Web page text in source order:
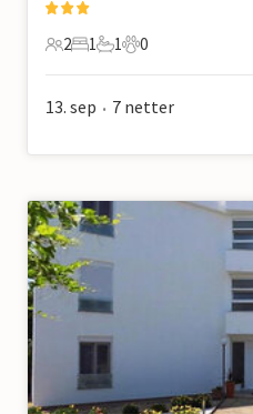
2 Gjester
2
1 Soverom
1
1 Bad
1
0 Kjæledyr
0
13. sep • 7 netter